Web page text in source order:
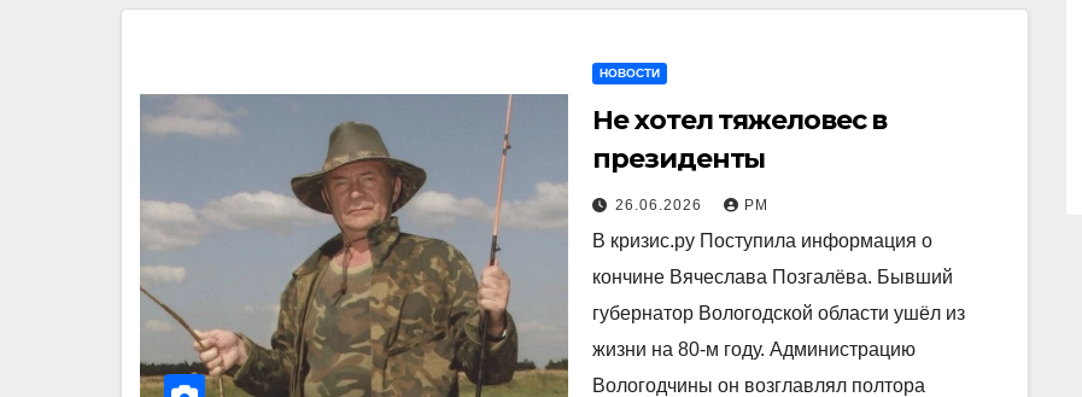
НОВОСТИ
Не хотел тяжеловес в
президенты
26.06.2026 РМ
В кризис.ру Поступила информация о
кончине Вячеслава Позгалёва. Бывший
губернатор Вологодской области ушёл из
жизни на 80-м году. Администрацию
Вологодчины он возглавлял полтора